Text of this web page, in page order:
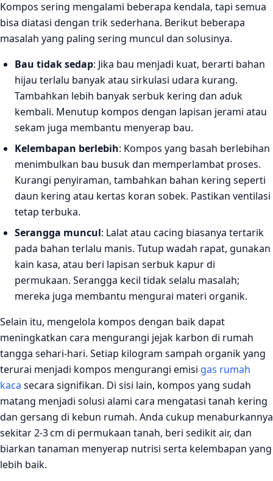
Kompos sering mengalami beberapa kendala, tapi semua
bisa diatasi dengan trik sederhana. Berikut beberapa
masalah yang paling sering muncul dan solusinya.
Bau tidak sedap: Jika bau menjadi kuat, berarti bahan
hijau terlalu banyak atau sirkulasi udara kurang.
Tambahkan lebih banyak serbuk kering dan aduk
kembali. Menutup kompos dengan lapisan jerami atau
sekam juga membantu menyerap bau.
Kelembapan berlebih: Kompos yang basah berlebihan
menimbulkan bau busuk dan memperlambat proses.
Kurangi penyiraman, tambahkan bahan kering seperti
daun kering atau kertas koran sobek. Pastikan ventilasi
tetap terbuka.
Serangga muncul: Lalat atau cacing biasanya tertarik
pada bahan terlalu manis. Tutup wadah rapat, gunakan
kain kasa, atau beri lapisan serbuk kapur di
permukaan. Serangga kecil tidak selalu masalah;
mereka juga membantu mengurai materi organik.
Selain itu, mengelola kompos dengan baik dapat
meningkatkan cara mengurangi jejak karbon di rumah
tangga sehari-hari. Setiap kilogram sampah organik yang
terurai menjadi kompos mengurangi emisi gas rumah
kaca secara signifikan. Di sisi lain, kompos yang sudah
matang menjadi solusi alami cara mengatasi tanah kering
dan gersang di kebun rumah. Anda cukup menaburkannya
sekitar 2‑3 cm di permukaan tanah, beri sedikit air, dan
biarkan tanaman menyerap nutrisi serta kelembapan yang
lebih baik.